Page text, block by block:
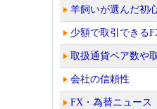
羊飼いが選んだ初
少額で取引できる
取扱通貨ペア数や
会社の信頼性
FX・為替ニュース